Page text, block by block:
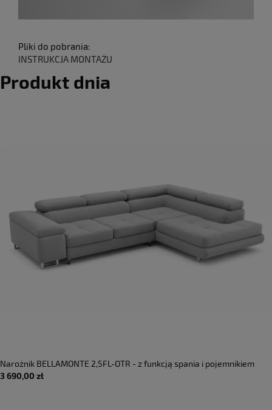
Pliki do pobrania:
INSTRUKCJA MONTAŻU
Produkt dnia
Narożnik BELLAMONTE 2,5FL-OTR - z funkcją spania i pojemnikiem
3 690,00 zł